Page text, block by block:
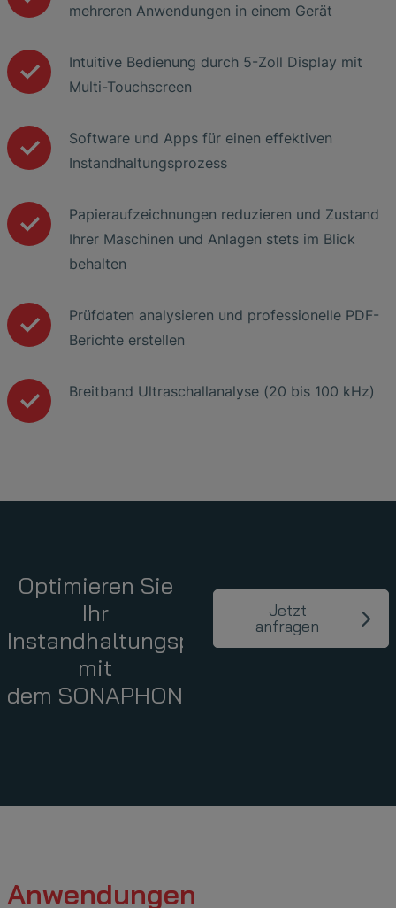
mehreren Anwendungen in einem Gerät
Intuitive Bedienung durch 5-Zoll Display mit
Multi-Touchscreen
Software und Apps für einen effektiven
Instandhaltungsprozess
Papieraufzeichnungen reduzieren und Zustand
Ihrer Maschinen und Anlagen stets im Blick
behalten
Prüfdaten analysieren und professionelle PDF-
Berichte erstellen
Breitband Ultraschallanalyse (20 bis 100 kHz)
Optimieren Sie
Ihr
Instandhaltungsprogramm
mit
dem SONAPHONE
Jetzt
anfragen
Anwendungen